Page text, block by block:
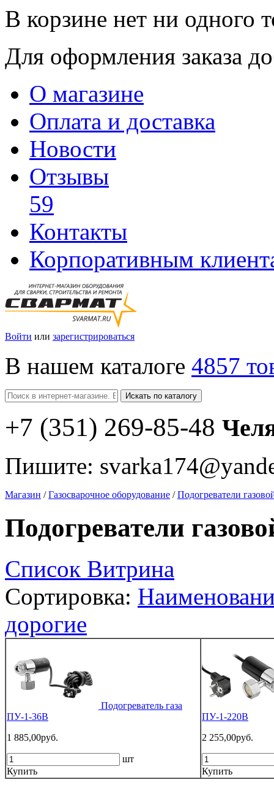
В корзине нет ни одного
Для оформления заказа
О магазине
Оплата и доставка
Новости
Отзывы
59
Контакты
Корпоративным
Войти или зарегистрироваться
В нашем каталоге 4857
Искать по каталогу
+7 (351) 269-85-48
Пишите:
Магазин / Газосварочное оборудование / Подогреватели
Подогреватели
Список Витрина
Сортировка:
дорогие
Подогреватель газа
ПУ-1-36В
1 885,00руб.
шт
Купить
ПУ-1-220В
2 255,00руб.
Купить